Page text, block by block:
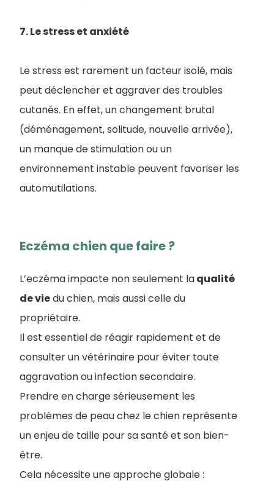
7. Le stress et anxiété
Le stress est rarement un facteur isolé, mais
peut déclencher et aggraver des troubles
cutanés. En effet, un changement brutal
(déménagement, solitude, nouvelle arrivée),
un manque de stimulation ou un
environnement instable peuvent favoriser les
automutilations.
Eczéma chien que faire ?
L’eczéma impacte non seulement laqualité
de viedu chien, mais aussi celle du
propriétaire.
Il est essentiel de réagir rapidement et de
consulter un vétérinaire pour éviter toute
aggravation ou infection secondaire.
Prendre en charge sérieusement les
problèmes de peau chez le chien représente
un enjeu de taille pour sa santé et son bien-
être.
Cela nécessite une approche globale :